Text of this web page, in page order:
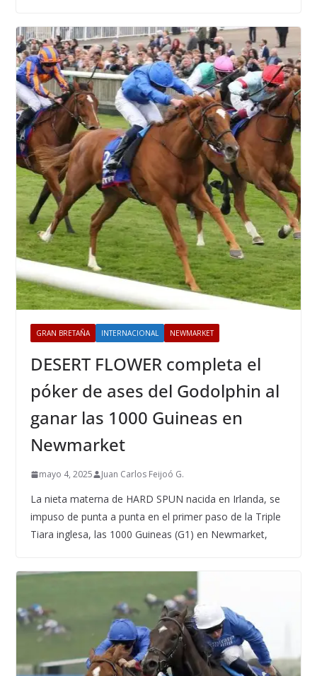
GRAN BRETAÑA INTERNACIONAL NEWMARKET
DESERT FLOWER completa el
póker de ases del Godolphin al
ganar las 1000 Guineas en
Newmarket
mayo 4, 2025 Juan Carlos Feijoó G.
La nieta materna de HARD SPUN nacida en Irlanda, se
impuso de punta a punta en el primer paso de la Triple
Tiara inglesa, las 1000 Guineas (G1) en Newmarket,